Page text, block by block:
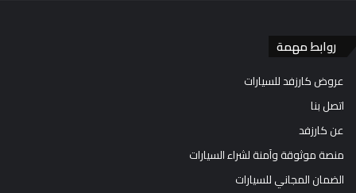
روابط مهمة
عروض كارزفد للسيارات
اتصل بنا
عن كارزفد
منصة موثوقة وآمنة لشراء السيارات
الضمان المجاني للسيارات